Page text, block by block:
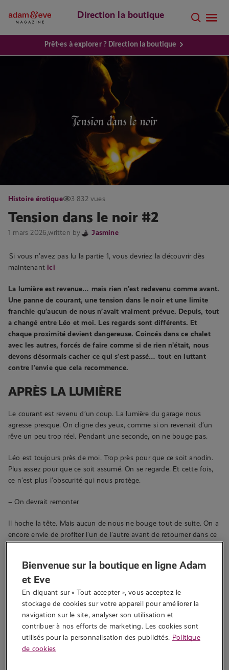
Direction la boutique
Prêt·es à explorer ? Direction la boutique
Histoire érotique 3 832 vues
Tension dans le noir #2
1 mars 2026,written by Jasmine
Si vous n’avez pas lu la partie 1, vous devriez la découvrir dès
maintenant ici
La lumière est revenue… mais rien n’est redevenu comme avant.
Une panne de courant, une tension dans le noir et une limite
franchie qu’aucun de nous n’avait vraiment prévue. Depuis, tout
a changé entre Léo et moi. Les regards sont différents. Et
chaque proximité devient dangereuse. Coincés dans ce chalet
avec les autres, forcés de faire comme si de rien n’était, nous
devons désormais cacher ce qui s’est passé… tout en luttant
contre l’envie que cela recommence.
APRÈS LA LUMIÈRE
Le courant est revenu d’un coup. La lumière du garage nous
agresse presque. On cligne des yeux, comme si on revenait d’un
rêve un peu trop réel. Pendant une seconde, on ne bouge pas.
Léo est toujours près de moi. Trop près pour que ce soit anodin.
Plus assez pour que ce soit assumé. On se regarde. Et cette fois,
ce n’est plus l’obscurité qui nous protège.
– On devrait remonter
Il hoche la tête. Mais aucun de nous ne bouge tout de suite. On a
encore envie de profiter l’un de l’autre avant de retourner dans ce
RETOUR EN HAUT
Quand on arrive en haut, les autres sont autour de la table, en
train de râler contre le réseau et de chercher des bougies « au cas
où ».
Mon frère lève à peine les yeux.
Bienvenue sur la boutique en ligne Adam
et Eve
En cliquant sur « Tout accepter », vous acceptez le
stockage de cookies sur votre appareil pour améliorer la
navigation sur le site, analyser son utilisation et
contribuer à nos efforts de marketing. Les cookies sont
utilisés pour la personnalisation des publicités. Politique
de cookies